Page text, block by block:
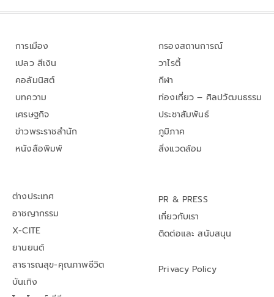
การเมือง
เปลว สีเงิน
คอลัมนิสต์
บทความ
เศรษฐกิจ
ข่าวพระราชสำนัก
หนังสือพิมพ์
กรองสถานการณ์
วาไรตี้
กีฬา
ท่องเที่ยว – ศิลปวัฒนธรรม
ประชาสัมพันธ์
ภูมิภาค
สิ่งแวดล้อม
ต่างประเทศ
อาชญากรรม
X-CITE
ยานยนต์
สาธารณสุข-คุณภาพชีวิต
บันเทิง
PR & PRESS
เกี่ยวกับเรา
ติดต่อและ สนับสนุน
Privacy Policy